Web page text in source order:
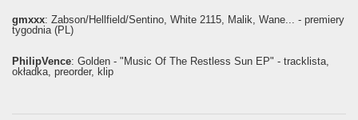
gmxxx: Żabson/Hellfield/Sentino, White 2115, Malik, Wane... - premiery
tygodnia (PL)
PhilipVence: Golden - "Music Of The Restless Sun EP" - tracklista,
okładka, preorder, klip